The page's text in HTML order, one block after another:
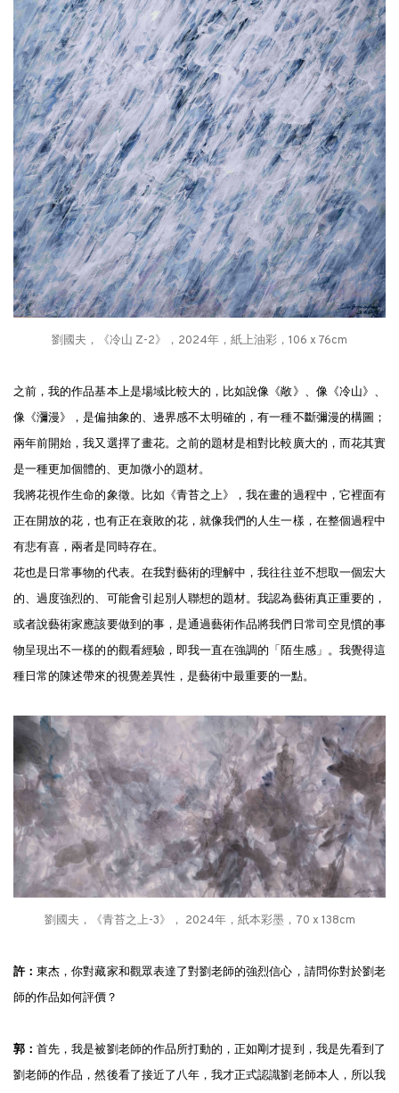
劉國夫，《冷山 Z-2》，2024年，紙上油彩，106 x 76cm
之前，我的作品基本上是場域比較大的，比如說像《敞》、像《冷山》、
像《瀰漫》，是偏抽象的、邊界感不太明確的，有一種不斷彌漫的構圖；
兩年前開始，我又選擇了畫花。之前的題材是相對比較廣大的，而花其實
是一種更加個體的、更加微小的題材。
我將花視作生命的象徵。比如《青苔之上》，我在畫的過程中，它裡面有
正在開放的花，也有正在衰敗的花，就像我們的人生一樣，在整個過程中
有悲有喜，兩者是同時存在。
花也是日常事物的代表。在我對藝術的理解中，我往往並不想取一個宏大
的、過度強烈的、可能會引起別人聯想的題材。我認為藝術真正重要的，
或者說藝術家應該要做到的事，是通過藝術作品將我們日常司空見慣的事
物呈現出不一樣的的觀看經驗，即我一直在強調的「陌生感」。我覺得這
種日常的陳述帶來的視覺差異性，是藝術中最重要的一點。
劉國夫，《青苔之上-3》， 2024年，紙本彩墨，70 x 138cm
許：東杰，你對藏家和觀眾表達了對劉老師的強烈信心，請問你對於劉老
師的作品如何評價？
郭：首先，我是被劉老師的作品所打動的，正如剛才提到，我是先看到了
劉老師的作品，然後看了接近了八年，我才正式認識劉老師本人，所以我